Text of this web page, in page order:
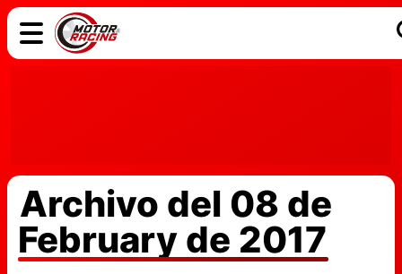
Archivo del 08 de
February de 2017